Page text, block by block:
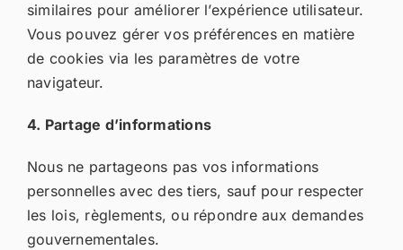
similaires pour améliorer l’expérience utilisateur.
Vous pouvez gérer vos préférences en matière
de cookies via les paramètres de votre
navigateur.
4. Partage d’informations
Nous ne partageons pas vos informations
personnelles avec des tiers, sauf pour respecter
les lois, règlements, ou répondre aux demandes
gouvernementales.